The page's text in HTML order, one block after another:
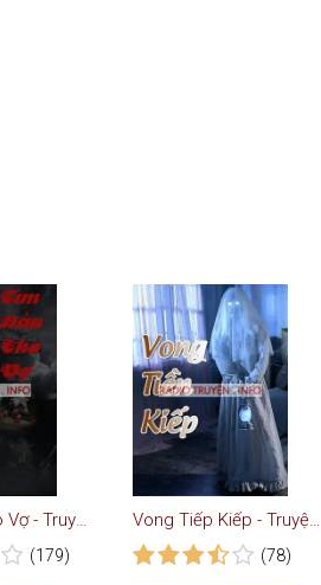
Tìm Đầu Cho Vợ - Truyện Ma
(179)
Vong Tiếp Kiếp - Truyện Ma
(78)